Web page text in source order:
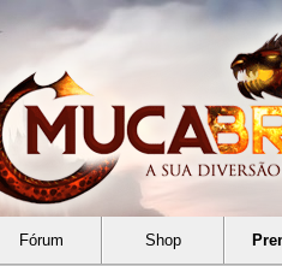
Fórum Shop